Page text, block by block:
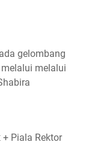
gelombang
melalui
Piala Rektor